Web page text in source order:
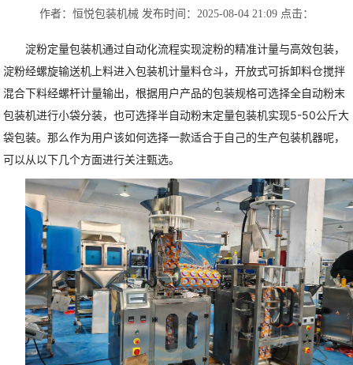
作者：恒悦包装机械 发布时间：2025-08-04 21:09 点击：
淀粉定量包装机通过自动化流程实现淀粉的精准计量与高效包装，
淀粉经螺旋输送机上料进入包装机计量料仓斗，开放式可拆卸料仓搅拌
混合下料经螺杆计量输出，根据用户产品的包装规格可选择全自动粉末
包装机进行小袋分装，也可选择半自动粉末定量包装机实现5-50公斤大
袋包装。那么作为用户该如何选择一款适合于自己的生产包装机器呢，
可以从以下几个方面进行关注甄选。